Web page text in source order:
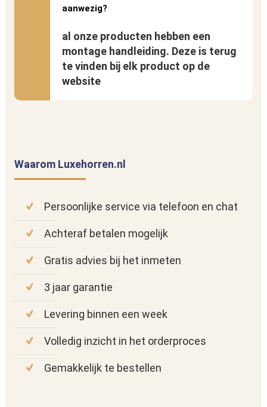
aanwezig?
al onze producten hebben een
montage handleiding. Deze is terug
te vinden bij elk product op de
website
Waarom Luxehorren.nl
Persoonlijke service via telefoon en chat
Achteraf betalen mogelijk
Gratis advies bij het inmeten
3 jaar garantie
Levering binnen een week
Volledig inzicht in het orderproces
Gemakkelijk te bestellen